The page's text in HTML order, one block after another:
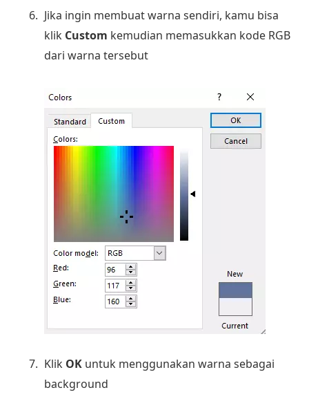
Jika ingin membuat warna sendiri, kamu bisa
klik Custom kemudian memasukkan kode RGB
dari warna tersebut
Klik OKuntuk menggunakan warna sebagai
background